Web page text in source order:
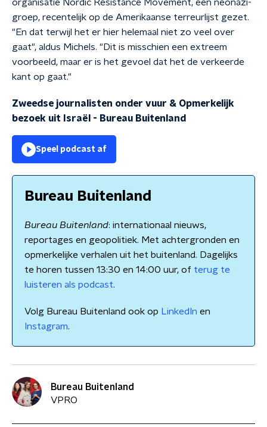
organisatie Nordic Resistance Movement, een neonazi-
groep, recentelijk op de Amerikaanse terreurlijst gezet.
"En dat terwijl het er hier helemaal niet zo veel over
gaat", aldus Michels. "Dit is misschien een extreem
voorbeeld, maar er is het gevoel dat het de verkeerde
kant op gaat."
Zweedse journalisten onder vuur & Opmerkelijk
bezoek uit Israël
- Bureau Buitenland
Speel podcast af
Bureau Buitenland
Bureau Buitenland: internationaal nieuws,
reportages en geopolitiek. Met achtergronden en
opmerkelijke verhalen uit het buitenland. Dagelijks
te horen tussen 13:30 en 14:00 uur, of terug te
luisteren als podcast.
Volg Bureau Buitenland ook op LinkedIn en
Instagram.
Bureau Buitenland
VPRO